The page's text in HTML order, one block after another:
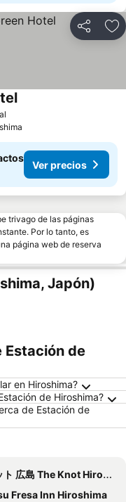
Compartir
Ver precios
Ver precios
trivago de las páginas
Por lo tanto, es
página web de reserva
Japón)
Estación de
en Hiroshima?
de Hiroshima?
de Estación de
広島 The Knot Hiroshima
Fresa Inn Hiroshima